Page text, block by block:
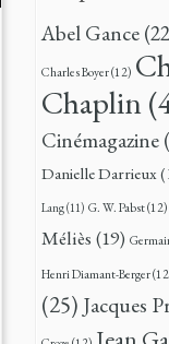
Abel Gance
Charles Boyer(12)
Chaplin
Cinémagazine
Danielle Darrieux
Lang(11) G. W. Pabst(12)
Méliès (19)
Henri Diamant-Berger
(25) Jacques